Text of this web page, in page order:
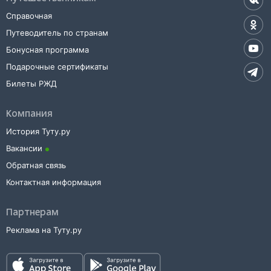
билета.
Справочная
Путеводитель по странам
Бонусная программа
Подарочные сертификаты
Билеты РЖД
Компания
История Туту.ру
Вакансии
Обратная связь
Контактная информация
Партнерам
Реклама на Туту.ру